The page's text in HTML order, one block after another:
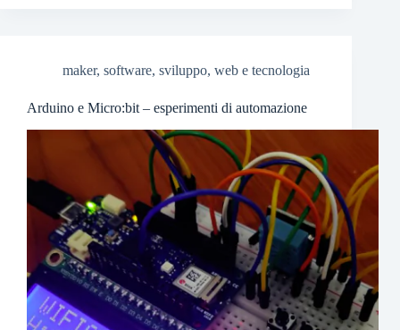
maker, software, sviluppo, web e tecnologia
Arduino e Micro:bit – esperimenti di automazione